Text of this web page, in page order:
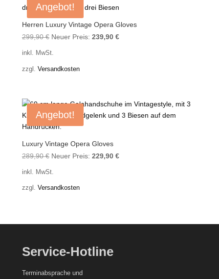
Angebot!
Herren Luxury Vintage Opera Gloves
299,90€ Ursprünglicher
299,90 €
Neuer Preis: 239,90 €Aktueller
inkl. MwSt.
zzgl. Versandkosten
Angebot!
Luxury Vintage Opera Gloves
289,90€ Ursprünglicher
289,90 €
Neuer Preis: 229,90 €Aktueller
inkl. MwSt.
zzgl. Versandkosten
Service-Hotline
Terminabsprache und